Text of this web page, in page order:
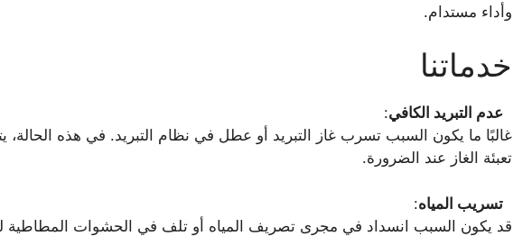
وأداء مستدام.
خدماتنا
عدم التبريد الكافي:
غالبًا ما يكون السبب تسرب غاز التبريد أو عطل في نظام التبريد. في هذه الحالة،
تعبئة الغاز عند الضرورة.
تسريب المياه:
قد يكون السبب انسداد في مجرى تصريف المياه أو تلف في الحشوات المطاطية